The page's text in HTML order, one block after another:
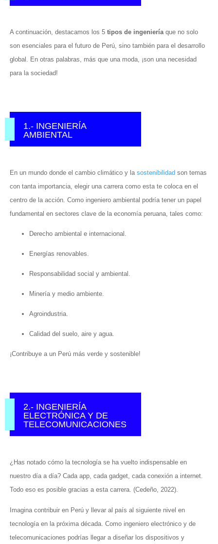
A continuación, destacamos los 5 tipos de ingeniería que no solo
son esenciales para el futuro de Perú, sino también para el desarrollo
global. En otras palabras, más que una moda, ¡son una necesidad
para la sociedad!
1.- INGENIERÍA
AMBIENTAL
En un mundo donde el cambio climático y la sostenibilidad son temas
con tanta importancia, elegir una carrera como esta te coloca en el
centro de la acción. Como ingeniero ambiental podría tener un papel
fundamental en sectores clave de la economía peruana, tales como:
Derecho ambiental e internacional.
Energías renovables.
Responsabilidad social y ambiental.
Minería y medio ambiente.
Agroindustria.
Calidad del suelo, aire y agua.
¡Contribuye a un Perú más verde y sostenible!
2.- INGENIERÍA
ELECTRÓNICA Y DE
TELECOMUNICACIONES
¿Has notado cómo la tecnología se ha vuelto indispensable en
nuestro día a día? Cada app, cada gadget, cada conexión a internet.
Todo eso es posible gracias a esta carrera. (Cedeño, 2022).
Imagina contribuir en Perú y llevar al país al siguiente nivel en
tecnología en la próxima década. Como ingeniero electrónico y de
telecomunicaciones podrías llegar a diseñar los dispositivos y